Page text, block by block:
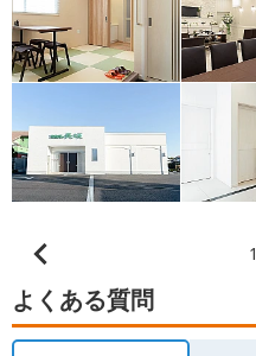
よくある質問